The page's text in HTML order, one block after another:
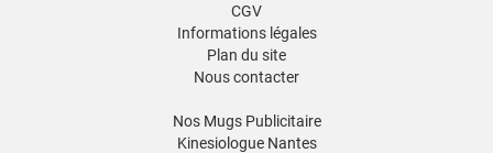
CGV
Informations légales
Plan du site
Nous contacter
Nos Mugs Publicitaire
Kinesiologue Nantes